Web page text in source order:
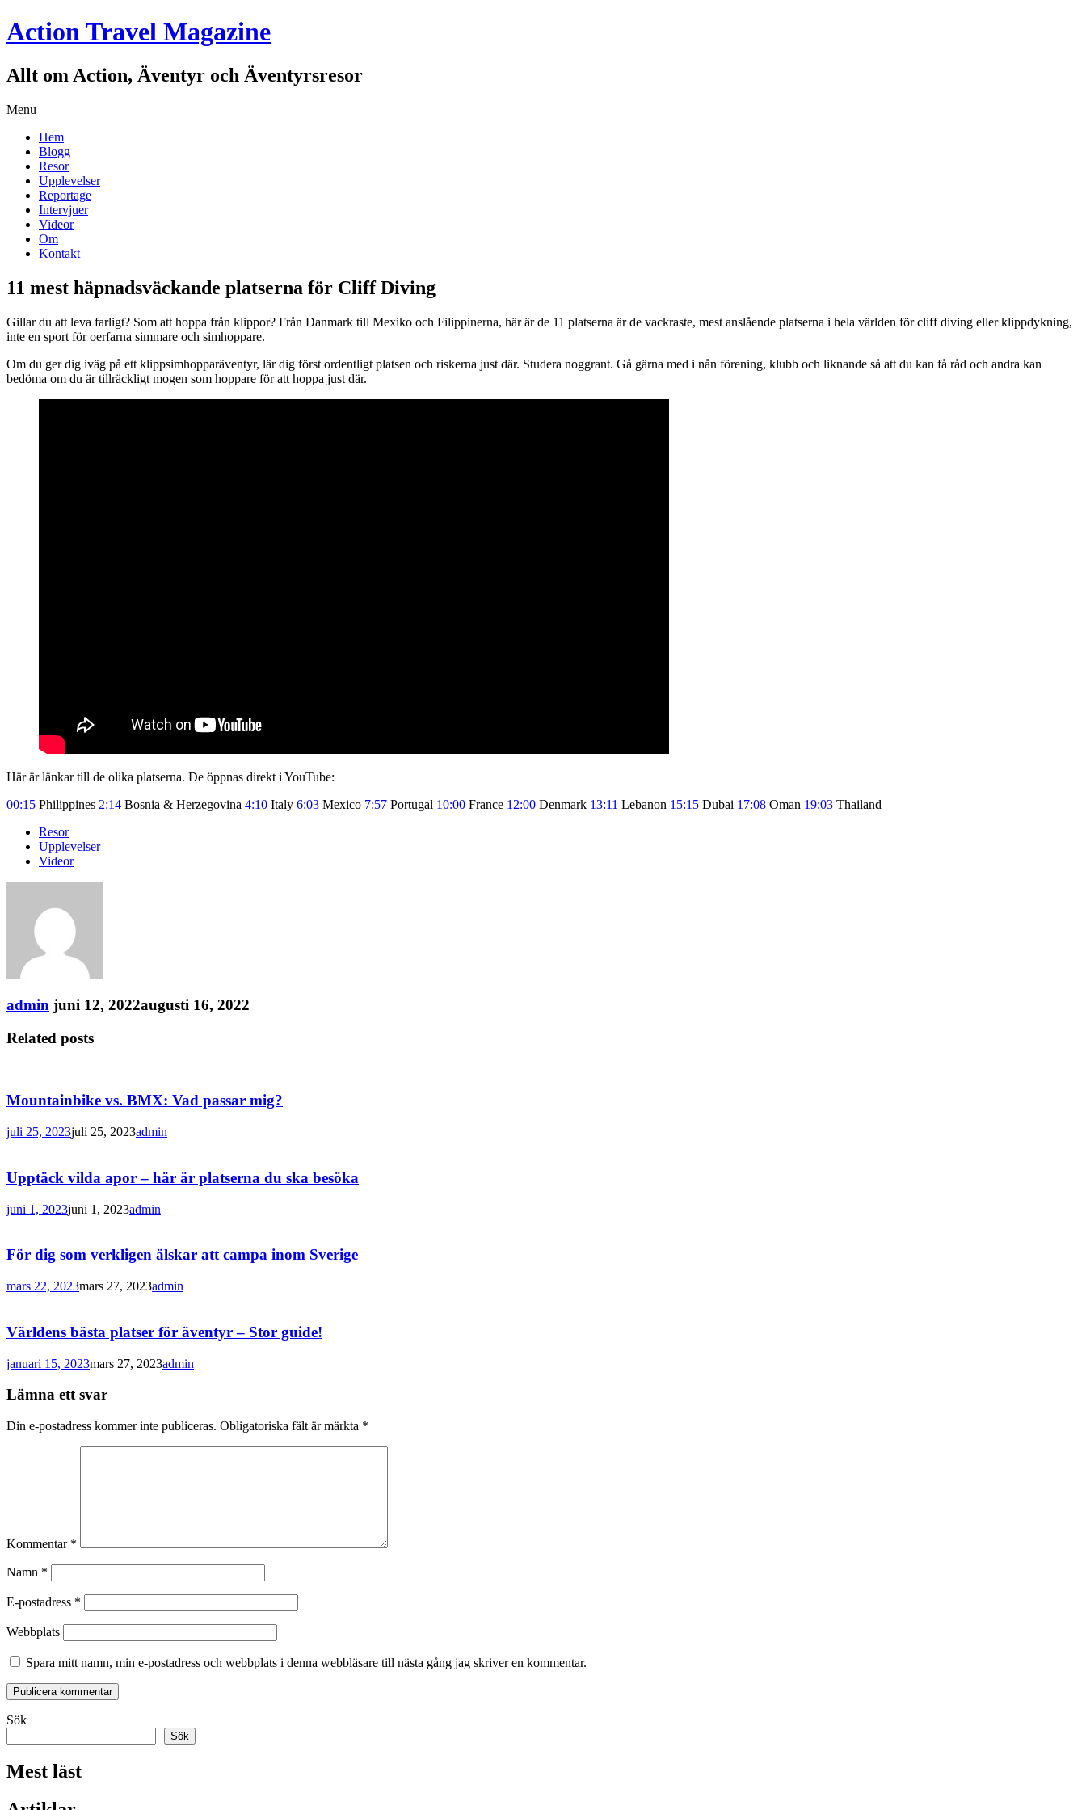
Action Travel Magazine
Allt om Action, Äventyr och Äventyrsresor
Menu
content
Hem
Blogg
Resor
Upplevelser
Reportage
Intervjuer
Videor
Om
Kontakt
11 mest häpnadsväckande platserna för Cliff Diving
Gillar du att leva farligt? Som att hoppa från klippor? Från Danmark till Mexiko och Filippinerna, här är de 11 platserna är de vackraste, mest anslående platserna i hela världen för cliff diving eller klippdykning,
inte en sport för oerfarna simmare och simhoppare.
Om du ger dig iväg på ett klippsimhopparäventyr, lär dig först ordentligt platsen och riskerna just där. Studera noggrant. Gå gärna med i nån förening, klubb och liknande så att du kan få råd och andra kan
bedöma om du är tillräckligt mogen som hoppare för att hoppa just där.
Här är länkar till de olika platserna. De öppnas direkt i YouTube:
00:15 Philippines 2:14 Bosnia & Herzegovina 4:10 Italy 6:03 Mexico 7:57 Portugal 10:00 France 12:00 Denmark 13:11 Lebanon 15:15 Dubai 17:08 Oman 19:03 Thailand
Resor
Upplevelser
Videor
admin juni 12, 2022augusti 16, 2022
Related posts
Mountainbike vs. BMX: Vad passar mig?
juli 25, 2023juli 25, 2023admin
Upptäck vilda apor – här är platserna du ska besöka
juni 1, 2023juni 1, 2023admin
För dig som verkligen älskar att campa inom Sverige
mars 22, 2023mars 27, 2023admin
Världens bästa platser för äventyr – Stor guide!
januari 15, 2023mars 27, 2023admin
Lämna ett svar
Din e-postadress kommer inte publiceras. Obligatoriska fält är märkta *
Kommentar *
Namn *
E-postadress *
Webbplats
Spara mitt namn, min e-postadress och webbplats i denna webbläsare till nästa gång jag skriver en kommentar.
Sök
Sök
Mest läst